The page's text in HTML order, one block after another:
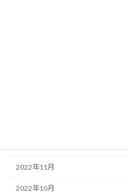
2022年11月
2022年10月